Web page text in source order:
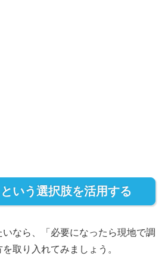
いう選択肢を活用する
なら、「必要になったら現地で調
取り入れてみましょう。